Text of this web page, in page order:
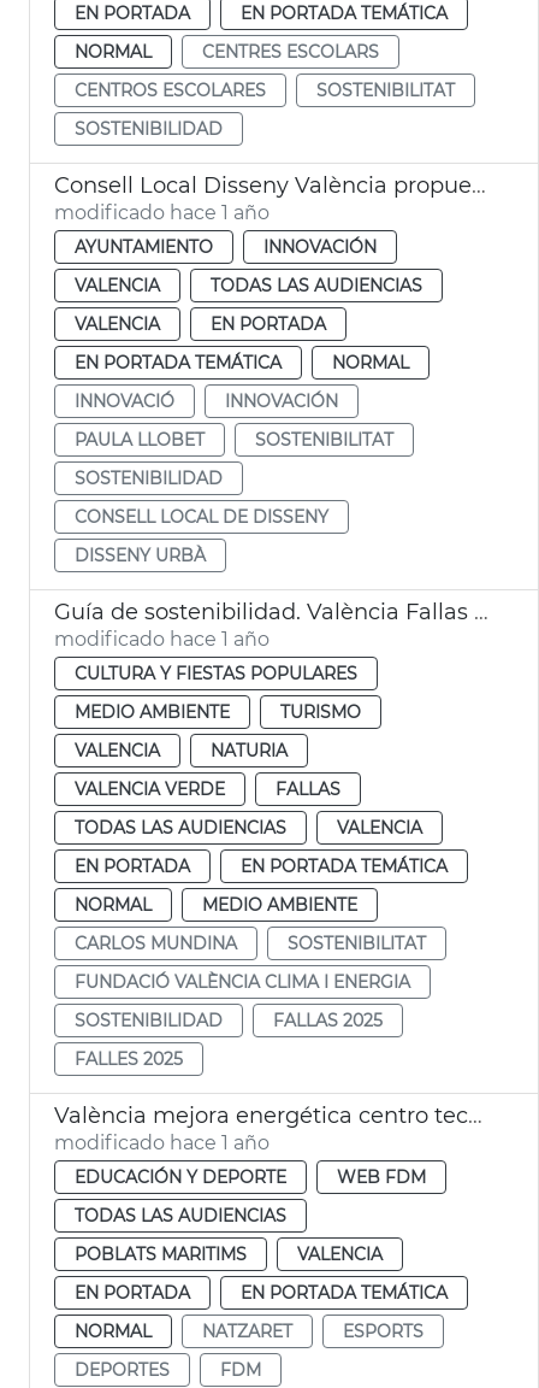
EN PORTADA
EN PORTADA TEMÁTICA
NORMAL
CENTRES ESCOLARS
CENTROS ESCOLARES
SOSTENIBILITAT
SOSTENIBILIDAD
Consell Local Disseny València propuestas dana
modificado hace 1 año
AYUNTAMIENTO
INNOVACIÓN
VALENCIA
TODAS LAS AUDIENCIAS
VALENCIA
EN PORTADA
EN PORTADA TEMÁTICA
NORMAL
INNOVACIÓ
INNOVACIÓN
PAULA LLOBET
SOSTENIBILITAT
SOSTENIBILIDAD
CONSELL LOCAL DE DISSENY
DISSENY URBÀ
Guía de sostenibilidad. València Fallas 2025
modificado hace 1 año
CULTURA Y FIESTAS POPULARES
MEDIO AMBIENTE
TURISMO
VALENCIA
NATURIA
VALENCIA VERDE
FALLAS
TODAS LAS AUDIENCIAS
VALENCIA
EN PORTADA
EN PORTADA TEMÁTICA
NORMAL
MEDIO AMBIENTE
CARLOS MUNDINA
SOSTENIBILITAT
FUNDACIÓ VALÈNCIA CLIMA I ENERGIA
SOSTENIBILIDAD
FALLAS 2025
FALLES 2025
València mejora energética centro tecnificación pelota Natzaret
modificado hace 1 año
EDUCACIÓN Y DEPORTE
WEB FDM
TODAS LAS AUDIENCIAS
POBLATS MARITIMS
VALENCIA
EN PORTADA
EN PORTADA TEMÁTICA
NORMAL
NATZARET
ESPORTS
DEPORTES
FDM